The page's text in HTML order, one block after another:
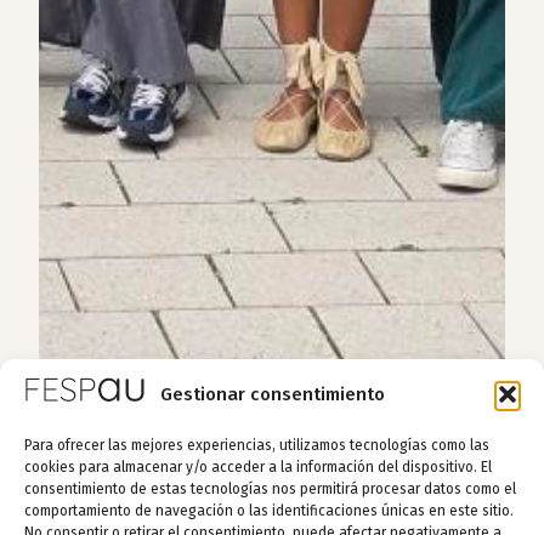
Gestionar consentimiento
Para ofrecer las mejores experiencias, utilizamos tecnologías como las
cookies para almacenar y/o acceder a la información del dispositivo. El
consentimiento de estas tecnologías nos permitirá procesar datos como el
comportamiento de navegación o las identificaciones únicas en este sitio.